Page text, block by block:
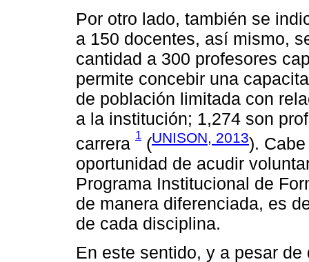
Por otro lado, también se
a 150 docentes, así mismo,
cantidad a 300 profesores
permite concebir una
de población limitada con
a la institución; 1,274 son
carrera 1 (UNISON, 2013).
oportunidad de acudir
Programa Institucional de
de manera diferenciada, es
de cada disciplina.
En este sentido, y a pesar